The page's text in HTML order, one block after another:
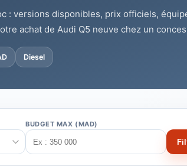
: versions disponibles, prix officiels,
achat de Audi Q5 neuve chez un
Diesel
BUDGET MAX (MAD)